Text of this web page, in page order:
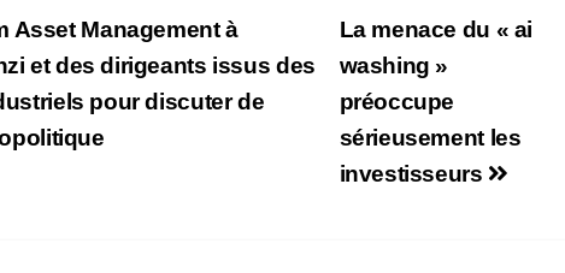
La menace du « ai
washing »
préoccupe
sérieusement les
investisseurs
Asset Management à
et des dirigeants issus des
pour discuter de